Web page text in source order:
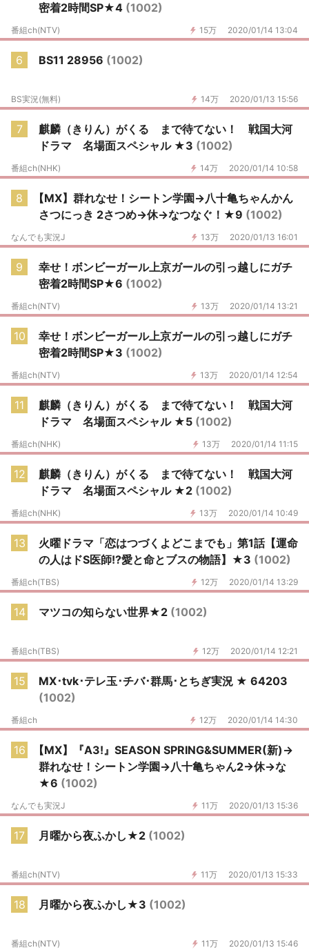
密着2時間SP★4 (1002)
15万 2020/01/14 13:04
番組ch(NTV)
6 BS11 28956 (1002)
14万 2020/01/13 15:56
BS実況(無料)
7
麒麟（きりん）がくる まで待てない！ 戦国大河
ドラマ 名場面スペシャル ★3 (1002)
14万 2020/01/14 10:58
番組ch(NHK)
8
【MX】群れなせ！シートン学園→八十亀ちゃんかん
さつにっき 2さつめ→休→なつなぐ！★9 (1002)
13万 2020/01/13 16:01
なんでも実況J
9
幸せ！ボンビーガール上京ガールの引っ越しにガチ
密着2時間SP★6 (1002)
13万 2020/01/14 13:21
番組ch(NTV)
10
幸せ！ボンビーガール上京ガールの引っ越しにガチ
密着2時間SP★3 (1002)
13万 2020/01/14 12:54
番組ch(NTV)
11
麒麟（きりん）がくる まで待てない！ 戦国大河
ドラマ 名場面スペシャル ★5 (1002)
13万 2020/01/14 11:15
番組ch(NHK)
12
麒麟（きりん）がくる まで待てない！ 戦国大河
ドラマ 名場面スペシャル ★2 (1002)
13万 2020/01/14 10:49
番組ch(NHK)
13
火曜ドラマ「恋はつづくよどこまでも」第1話【運命
の人はドS医師!?愛と命とブスの物語】★3 (1002)
12万 2020/01/14 13:29
番組ch(TBS)
14 マツコの知らない世界★2 (1002)
12万 2020/01/14 12:21
番組ch(TBS)
15
MX･tvk･テレ玉･チバ･群馬･とちぎ実況 ★ 64203
(1002)
12万 2020/01/14 14:30
番組ch
16
【MX】『A3!』SEASON SPRING&SUMMER(新)→
群れなせ！シートン学園→八十亀ちゃん2→休→な
★6 (1002)
11万 2020/01/13 15:36
なんでも実況J
17 月曜から夜ふかし★2 (1002)
11万 2020/01/13 15:33
番組ch(NTV)
18 月曜から夜ふかし★3 (1002)
11万 2020/01/13 15:46
番組ch(NTV)